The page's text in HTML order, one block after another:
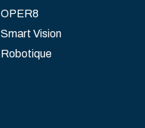
OPER8
Smart Vision
Robotique